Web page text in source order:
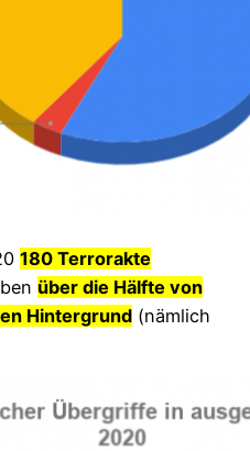
180 Terrorakte
über die Hälfte von
Hintergrund (nämlich